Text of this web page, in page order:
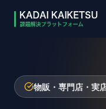
物販・専門店・実